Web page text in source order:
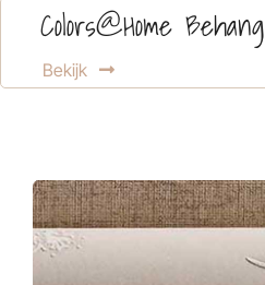
Colors@Home Behang
Bekijk